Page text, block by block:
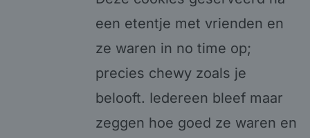
een etentje met vrienden en
ze waren in no time op;
precies chewy zoals je
belooft. Iedereen bleef maar
zeggen hoe goed ze waren en